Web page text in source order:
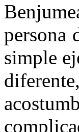
persona
simple